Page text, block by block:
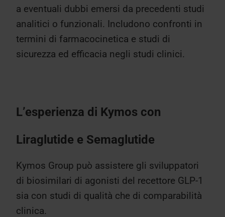
a eventuali dubbi emersi da precedenti studi
analitici o funzionali. Includono confronti in
termini di farmacocinetica e studi di
sicurezza ed efficacia negli studi clinici.
L’esperienza di Kymos con
Liraglutide e Semaglutide
Kymos Group può assistere gli sviluppatori
di biosimilari di agonisti del recettore GLP-1
sia con studi di qualità che di comparabilità
clinica.